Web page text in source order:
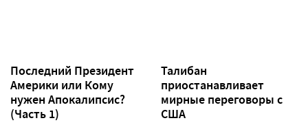
Последний Президент
Америки или Кому
нужен Апокалипсис?
(Часть 1)
Талибан
приостанавливает
мирные переговоры с
США